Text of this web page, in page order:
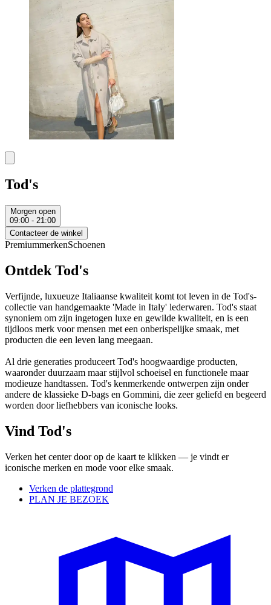
Tod's
Morgen open
09:00 - 21:00
Contacteer de winkel
PremiummerkenSchoenen
Ontdek Tod's
Verfijnde, luxueuze Italiaanse kwaliteit komt tot leven in de Tod's-
collectie van handgemaakte 'Made in Italy' lederwaren. Tod's staat
synoniem om zijn ingetogen luxe en gewilde kwaliteit, en is een
tijdloos merk voor mensen met een onberispelijke smaak, met
producten die een leven lang meegaan.
Al drie generaties produceert Tod's hoogwaardige producten,
waaronder duurzaam maar stijlvol schoeisel en functionele maar
modieuze handtassen. Tod's kenmerkende ontwerpen zijn onder
andere de klassieke D-bags en Gommini, die zeer geliefd en begeerd
worden door liefhebbers van iconische looks.
Vind Tod's
Verken het center door op de kaart te klikken — je vindt er
iconische merken en mode voor elke smaak.
Verken de plattegrond
PLAN JE BEZOEK